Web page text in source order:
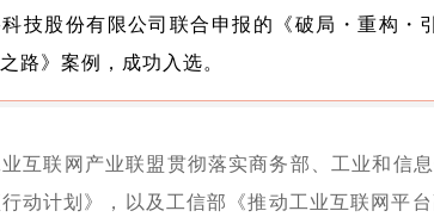
科技股份有限公司联合申报的《破局・重构
路》案例，成功入选。
互联网产业联盟贯彻落实商务部、工业和信
动计划》，以及工信部《推动工业互联网平